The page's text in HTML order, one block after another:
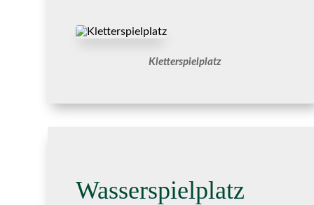
Kletterspielplatz
Wasserspielplatz